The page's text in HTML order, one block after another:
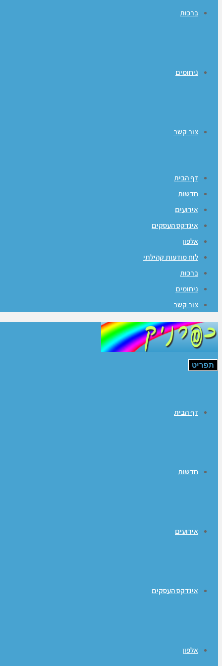
ברכות
ניחומים
צור קשר
דף הבית
חדשות
אירועים
אינדקס העסקים
אלפון
לוח מודעות קהילתי
ברכות
ניחומים
צור קשר
תפריט
דף הבית
חדשות
אירועים
אינדקס העסקים
אלפון